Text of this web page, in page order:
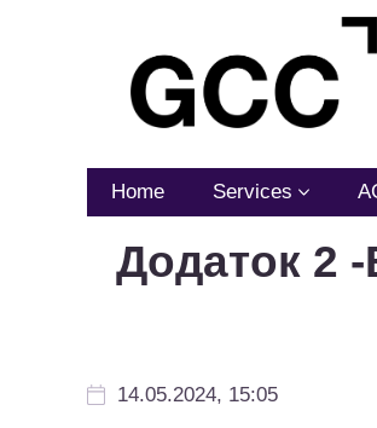
Home Services
Додаток 2
14.05.2024, 15:05